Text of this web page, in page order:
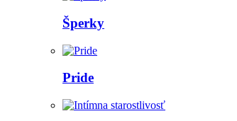
Šperky
Pride